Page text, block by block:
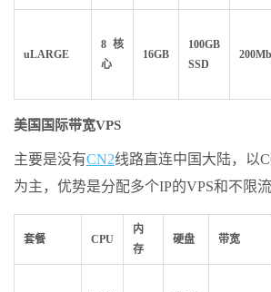
uLARGE
8核
心
16GB
100GB
SSD
美国国际带宽VPS
主要是没有CN2线路直连中国大陆，以
为主，优势是分配多个IP的VPS和不限
套餐 CPU
内
存
硬盘 带宽